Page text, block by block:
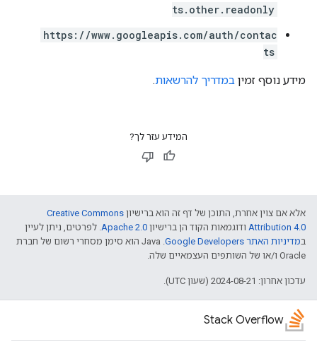
ts.other.readonly
https://www.googleapis.com/auth/contac
ts
מידע נוסף זמין במדריך להרשאות.
המידע עזר לך?
אלא אם צוין אחרת, התוכן של דף זה הוא ברישיון Creative Commons
Attribution 4.0 ודוגמאות הקוד הן ברישיון Apache 2.0. לפרטים, ניתן לעיין
במדיניות האתר Google Developers‏
.‏ Java הוא סימן מסחרי רשום של חברת
Oracle ו/או של השותפים העצמאיים שלה.
עדכון אחרון: 2024-08-21 (שעון UTC).
Stack Overflow